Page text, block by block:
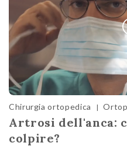
Chirurgia ortopedica |
Artrosi dell'anca:
colpire?